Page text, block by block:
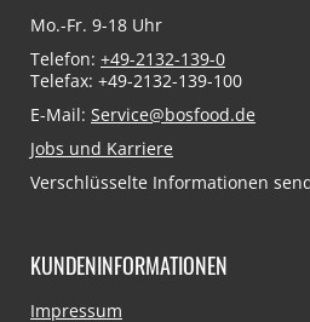
Mo.-Fr. 9-18 Uhr
Telefon: +49-2132-139-0
Telefax: +49-2132-139-100
E-Mail: Service@bosfood.de
Jobs und Karriere
Verschlüsselte Informationen
KUNDENINFORMATIONEN
Navigation
Impressum